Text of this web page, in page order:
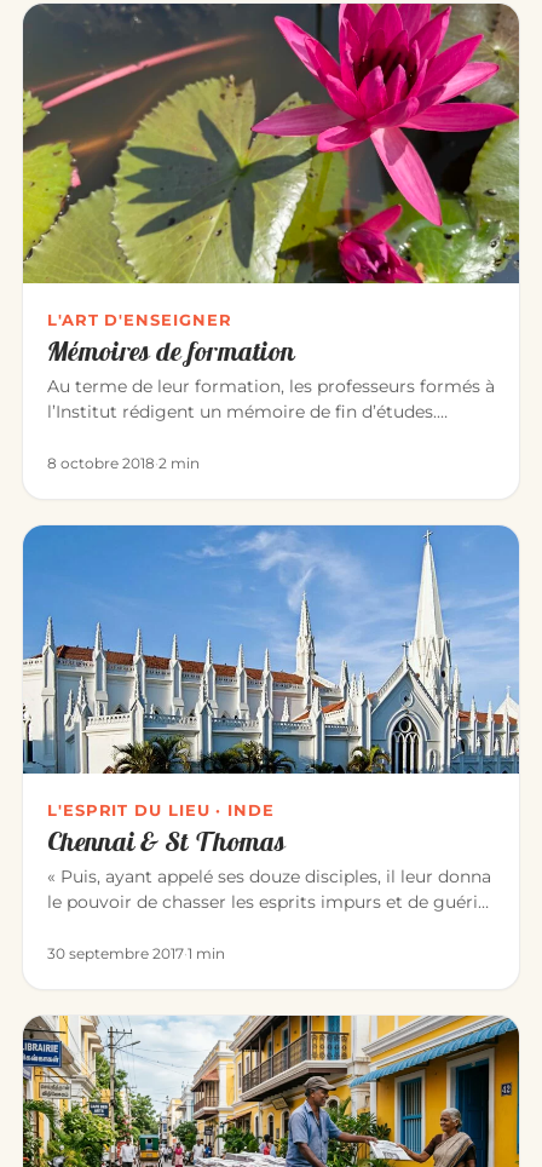
L'ART D'ENSEIGNER
Mémoires de formation
Au terme de leur formation, les professeurs formés à
l’Institut rédigent un mémoire de fin d’études.
8 octobre 2018·2 min
L'ESPRIT DU LIEU · INDE
Chennai & St Thomas
« Puis, ayant appelé ses douze disciples, il leur donna
le pouvoir de chasser les esprits impurs et de guérir
30 septembre 2017·1 min